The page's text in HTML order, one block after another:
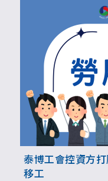
泰博工會控資方
移工